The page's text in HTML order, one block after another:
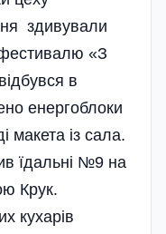
здивували
фестивалю «З
в
енергоблоки
макета із сала.
їдальні №9 на
Крук.
кухарів